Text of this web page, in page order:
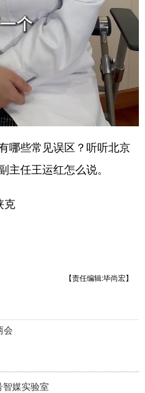
海南 重庆
云南 西藏
青海 宁夏
黑龙江
Français عربى
些常见误区？听听北京
主任王运红怎么说。
克
【责任编辑:毕尚宏】
会
媒实验室